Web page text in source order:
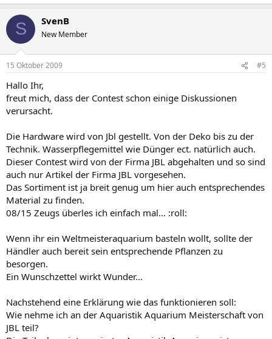
S SvenB
New Member
15 Oktober 2009 #5
Hallo Ihr,
freut mich, dass der Contest schon einige Diskussionen
verursacht.
Die Hardware wird von Jbl gestellt. Von der Deko bis zu der
Technik. Wasserpflegemittel wie Dünger ect. natürlich auch.
Dieser Contest wird von der Firma JBL abgehalten und so sind
auch nur Artikel der Firma JBL vorgesehen.
Das Sortiment ist ja breit genug um hier auch entsprechendes
Material zu finden.
08/15 Zeugs überles ich einfach mal... :roll:
Wenn ihr ein Weltmeisteraquarium basteln wollt, sollte der
Händler auch bereit sein entsprechende Pflanzen zu
besorgen.
Ein Wunschzettel wirkt Wunder...
Nachstehend eine Erklärung wie das funktionieren soll:
Wie nehme ich an der Aquaristik Aquarium Meisterschaft von
JBL teil?